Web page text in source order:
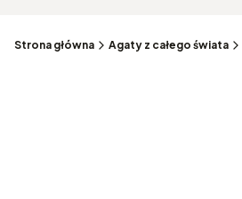
Strona główna Agaty z całego świata